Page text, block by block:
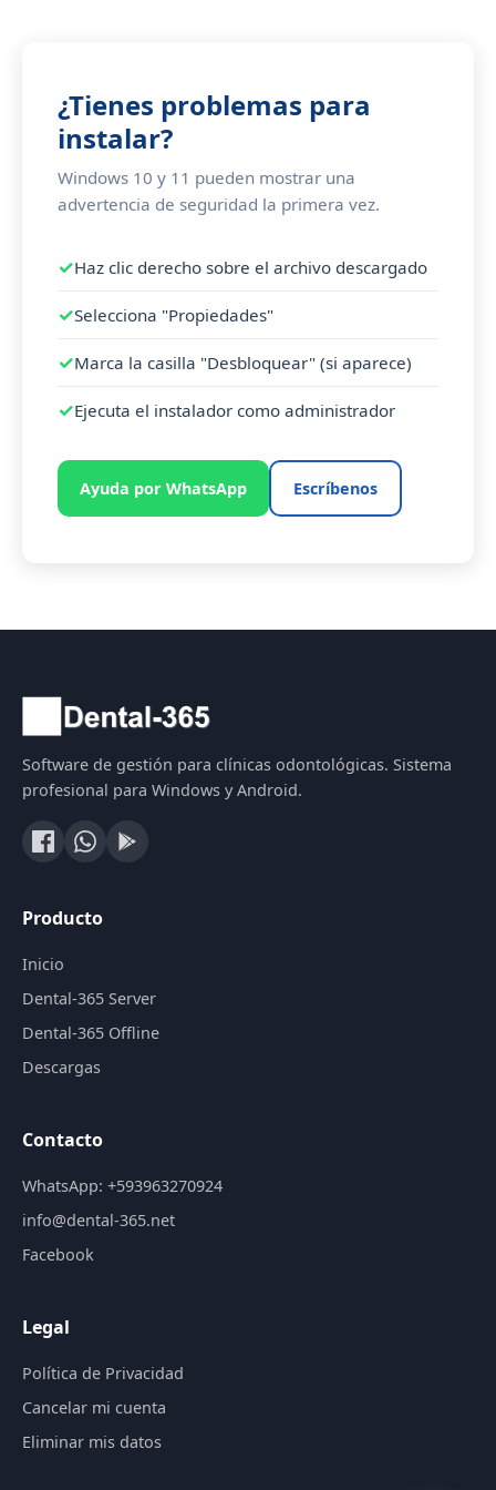
¿Tienes problemas para
instalar?
Windows 10 y 11 pueden mostrar una
advertencia de seguridad la primera vez.
Haz clic derecho sobre el archivo descargado
Selecciona "Propiedades"
Marca la casilla "Desbloquear" (si aparece)
Ejecuta el instalador como administrador
Ayuda por WhatsApp Escríbenos
Software de gestión para clínicas odontológicas. Sistema
profesional para Windows y Android.
Producto
Inicio
Dental-365 Server
Dental-365 Offline
Descargas
Contacto
WhatsApp: +593963270924
info@dental-365.net
Facebook
Legal
Política de Privacidad
Cancelar mi cuenta
Eliminar mis datos